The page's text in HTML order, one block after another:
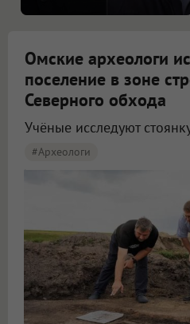
Омские археологи
поселение в зоне
Северного обхода
Учёные исследуют
#археологи